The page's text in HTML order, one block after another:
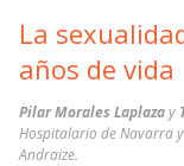
La
años de vida
Pilar Morales Laplazay
Hospitalario de Navarra
Andraize.